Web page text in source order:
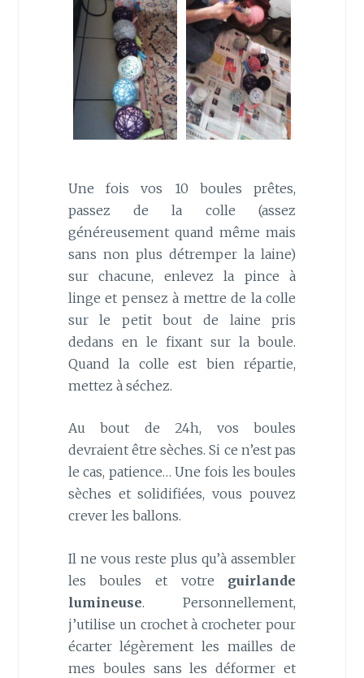
Une fois vos 10 boules prêtes,
passez de la colle (assez
généreusement quand même mais
sans non plus détremper la laine)
sur chacune, enlevez la pince à
linge et pensez à mettre de la colle
sur le petit bout de laine pris
dedans en le fixant sur la boule.
Quand la colle est bien répartie,
mettez à séchez.
Au bout de 24h, vos boules
devraient être sèches. Si ce n’est pas
le cas, patience… Une fois les boules
sèches et solidifiées, vous pouvez
crever les ballons.
Il ne vous reste plus qu’à assembler
les boules et votre guirlande
lumineuse. Personnellement,
j’utilise un crochet à crocheter pour
écarter légèrement les mailles de
mes boules sans les déformer et